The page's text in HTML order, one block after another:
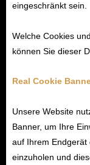
eingeschränkt sein.
Welche Cookies
können Sie dieser
Real Cookie
Unsere Website
Banner, um Ihre
auf Ihrem Endgerät
einzuholen und